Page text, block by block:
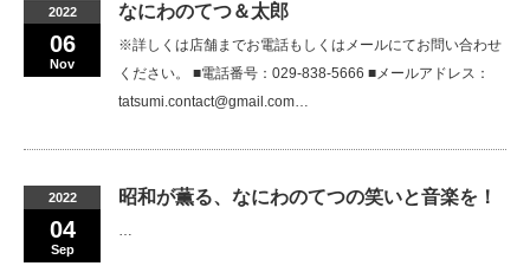
2022
06
Nov
なにわのてつ＆太郎
※詳しくは店舗までお電話もしくはメールにてお問い合わせ
ください。 ■電話番号：029-838-5666 ■メールアドレス：
tatsumi.contact@gmail.com…
2022
04
Sep
昭和が薫る、なにわのてつの笑いと音楽を！
…